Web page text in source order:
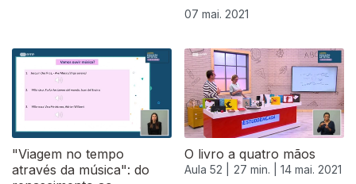
07 mai. 2021
"Viagem no tempo
através da música": do
O livro a quatro mãos
Aula 52 | 27 min. | 14 mai. 2021